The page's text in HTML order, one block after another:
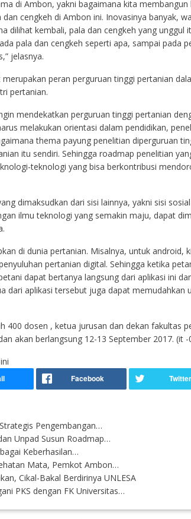
di Ambon, yakni bagaimana kita membangun
cengkeh di Ambon ini. Inovasinya banyak,
dilihat kembali, pala dan cengkeh yang unggul
pala dan cengkeh seperti apa, sampai pada
jelasnya.
peran perguruan tinggi pertanian
pertanian.
mendekatkan perguruan tinggi pertanian
melakukan orientasi dalam pendidikan,
thema payung penelitian diperguruan
itu sendiri. Sehingga roadmap penelitian
teknologi yang bisa berkontribusi
dimaksudkan dari sisi lainnya, yakni sisi
ilmu teknologi yang semakin maju, dapat
di dunia pertanian. Misalnya, untuk android,
pertanian digital. Sehingga ketika
dapat bertanya langsung dari aplikasi ini
dari aplikasi tersebut juga dapat memudahkan
400 dosen , ketua jurusan dan dekan fakultas
akan berlangsung 12-13 September 2017. (it -
Pengembangan…
Unpad Susun Roadmap…
Keberhasilan…
Mata, Pemkot Ambon…
Cikal-Bakal Berdirinya UNLESA
PKS dengan FK Universitas…